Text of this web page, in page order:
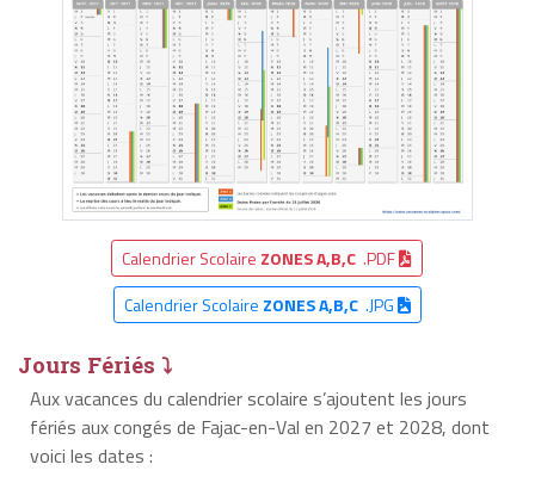
Calendrier Scolaire ZONES A,B,C .PDF
Calendrier Scolaire ZONES A,B,C.JPG
Jours Fériés ⤵
Aux vacances du calendrier scolaire s’ajoutent les jours
fériés aux congés de Fajac-en-Val en 2027 et 2028, dont
voici les dates :